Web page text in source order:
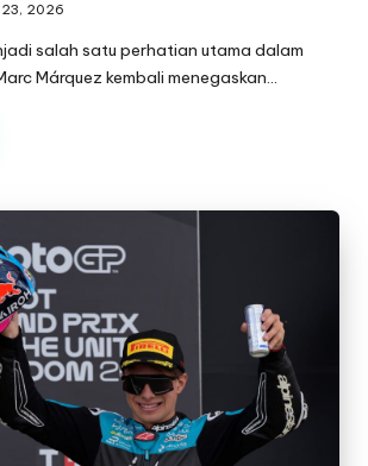
23, 2026
salah satu perhatian utama dalam
Márquez kembali menegaskan…